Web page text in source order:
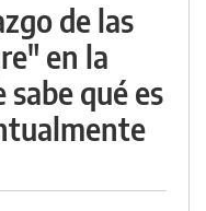
de las
en la
qué es